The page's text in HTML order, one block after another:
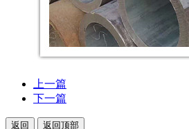
上一篇
下一篇
返回
返回顶部